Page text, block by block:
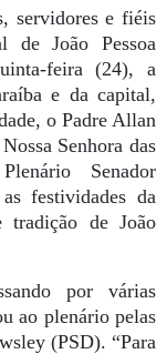
servidores e fiéis
de João Pessoa
feira (24), a
e da capital,
o Padre Allan
Senhora das
Senador
festividades da
tradição de João
por várias
ao plenário pelas
(PSD). “Para